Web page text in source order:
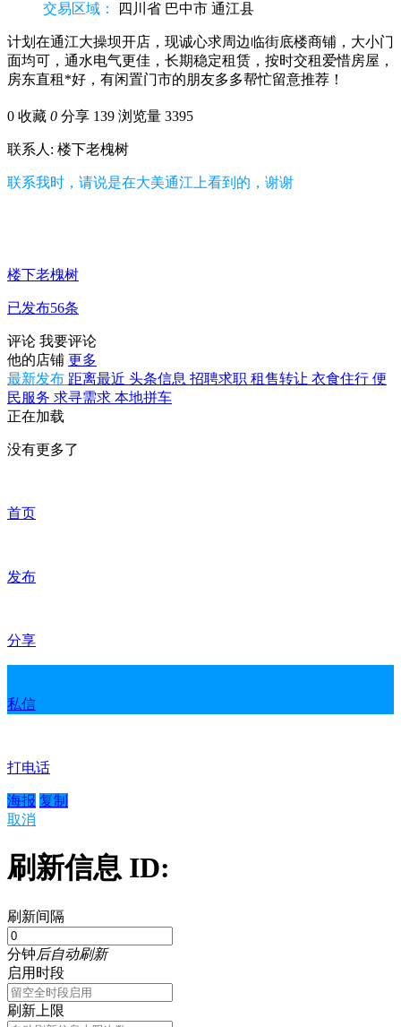
交易区域：
四川省 巴中市 通江县
计划在通江大操坝开店，现诚心求周边临街底楼商铺，大小门
面均可，通水电气更佳，长期稳定租赁，按时交租爱惜房屋，
房东直租*好，有闲置门市的朋友多多帮忙留意推荐！
0 收藏 0 分享 139 浏览量 3395
联系人: 楼下老槐树
联系我时，请说是在大美通江上看到的，谢谢
楼下老槐树
已发布56条
评论 我要评论
他的店铺 更多
最新发布 距离最近 头条信息 招聘求职 租售转让 衣食住行 便
民服务 求寻需求 本地拼车
正在加载
没有更多了
首页
发布
分享
私信
打电话
海报 复制
取消
刷新信息 ID:
刷新间隔
分钟后自动刷新
启用时段
刷新上限